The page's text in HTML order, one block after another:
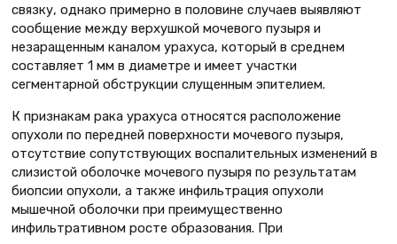
связку, однако примерно в половине случаев выявляют
сообщение между верхушкой мочевого пузыря и
незаращенным каналом урахуса, который в среднем
составляет 1 мм в диаметре и имеет участки
сегментарной обструкции слущенным эпителием.
К признакам рака урахуса относятся расположение
опухоли по передней поверхности мочевого пузыря,
отсутствие сопутствующих воспалительных изменений в
слизистой оболочке мочевого пузыря по результатам
биопсии опухоли, а также инфильтрация опухоли
мышечной оболочки при преимущественно
инфильтративном росте образования. При